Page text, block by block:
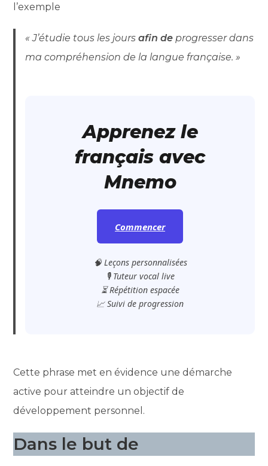
l’exemple
« J’étudie tous les joursafin de progresser dans
ma compréhension de la langue française. »
Apprenez le
français avec
Mnemo
Commencer
🧠 Leçons personnalisées
🎙️ Tuteur vocal live
⏳ Répétition espacée
📈 Suivi de progression
Cette phrase met en évidence une démarche
active pour atteindre un objectif de
développement personnel.
Dans le but de